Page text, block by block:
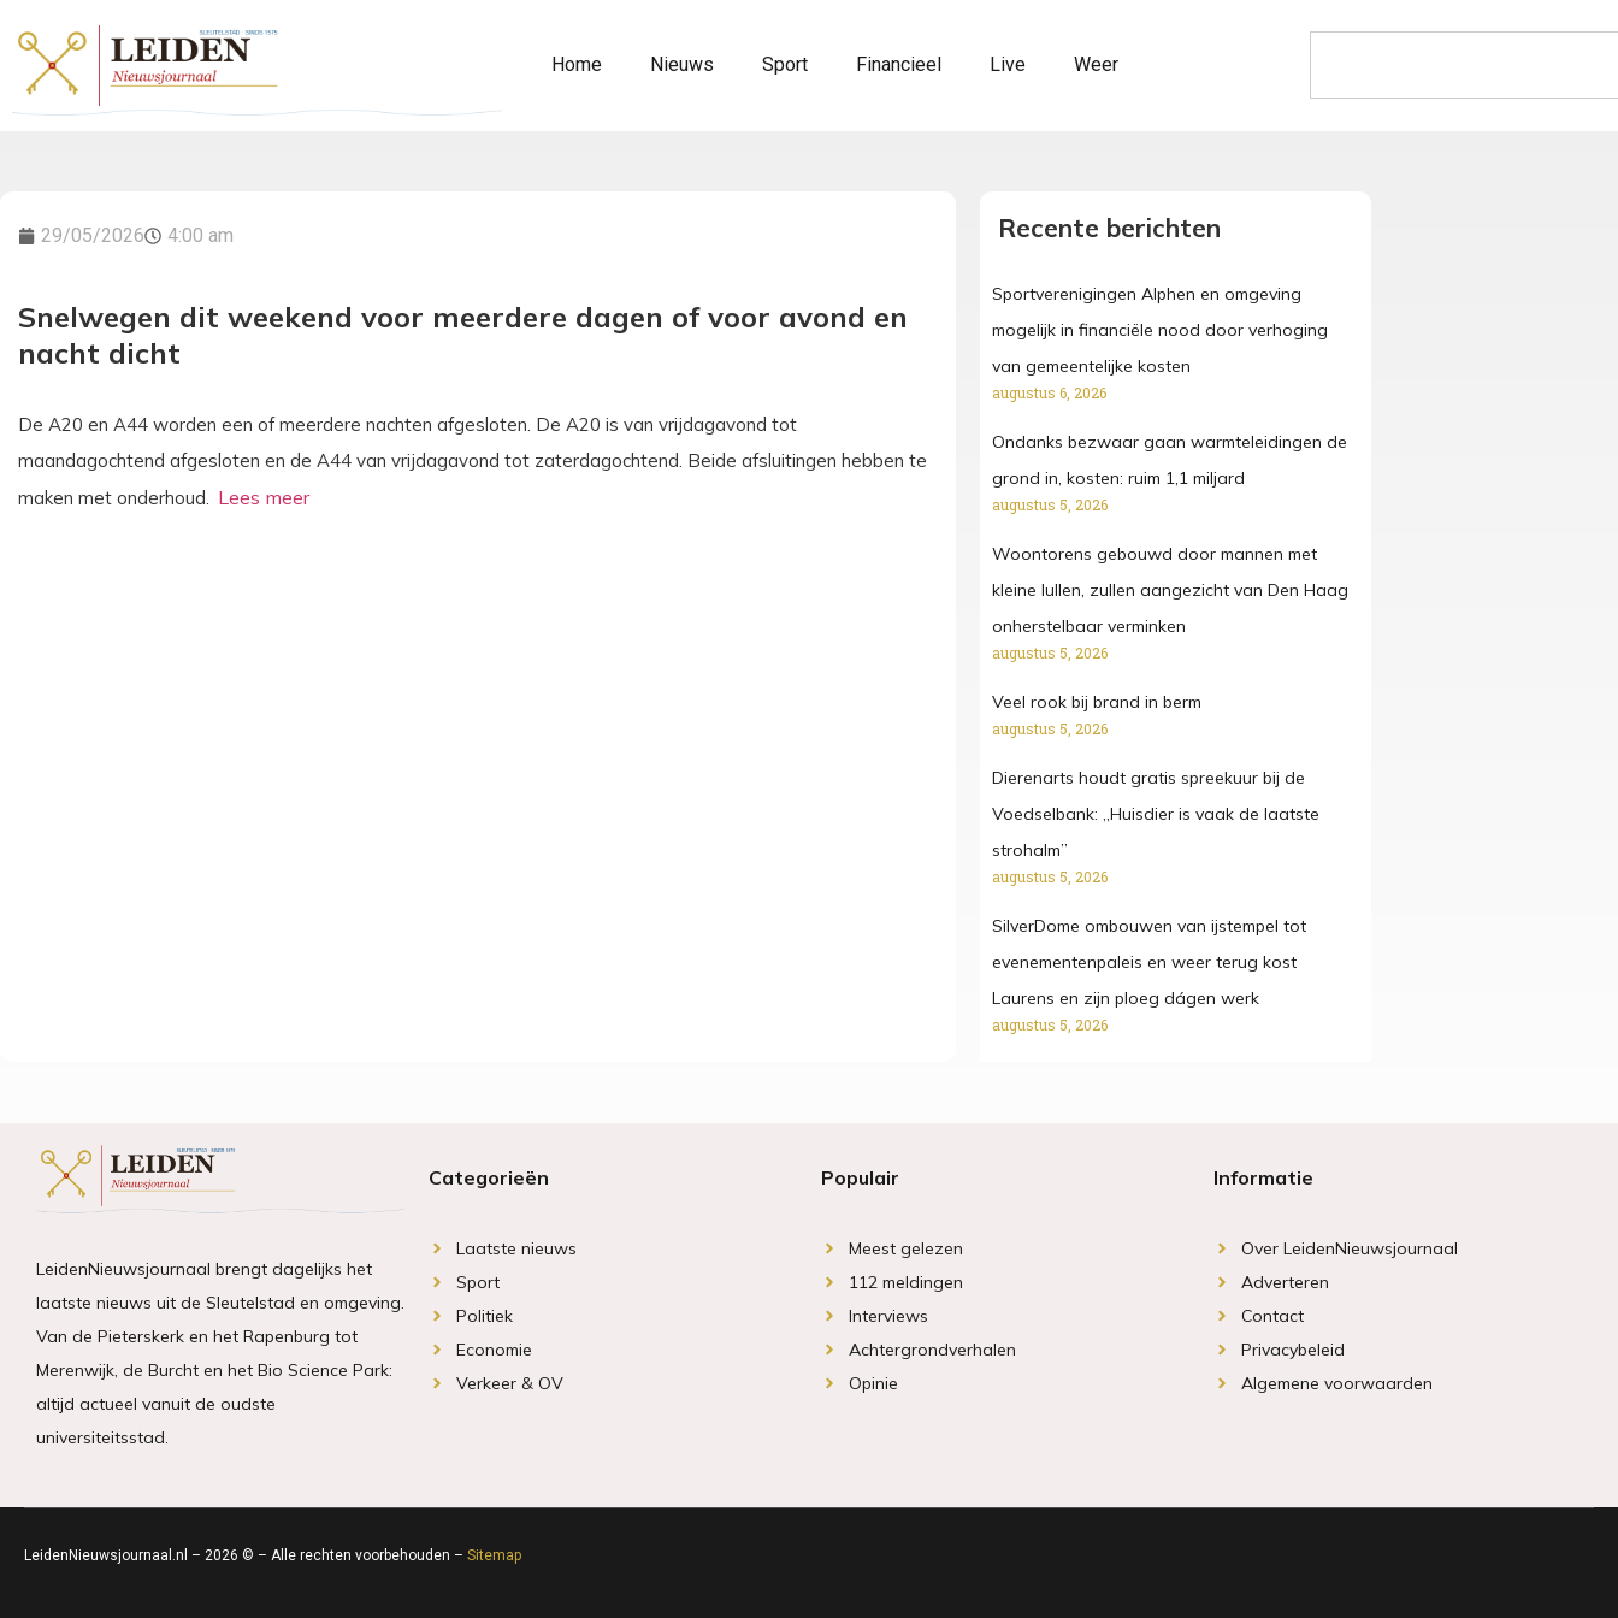
Home Nieuws Sport Financieel Live Weer
29/05/2026 4:00 am
Snelwegen dit weekend voor meerdere dagen of voor avond en
nacht dicht
De A20 en A44 worden een of meerdere nachten afgesloten. De A20 is van vrijdagavond tot
maandagochtend afgesloten en de A44 van vrijdagavond tot zaterdagochtend. Beide afsluitingen hebben te
maken met onderhoud.
Recente berichten
Sportverenigingen Alphen en omgeving
mogelijk in financiële nood door verhoging
van gemeentelijke kosten
augustus 6, 2026
Ondanks bezwaar gaan warmteleidingen de
grond in, kosten: ruim 1,1 miljard
augustus 5, 2026
Woontorens gebouwd door mannen met
kleine lullen, zullen aangezicht van Den Haag
onherstelbaar verminken
augustus 5, 2026
Veel rook bij brand in berm
augustus 5, 2026
Dierenarts houdt gratis spreekuur bij de
Voedselbank: „Huisdier is vaak de laatste
strohalm”
augustus 5, 2026
SilverDome ombouwen van ijstempel tot
evenementenpaleis en weer terug kost
Laurens en zijn ploeg dágen werk
augustus 5, 2026
LeidenNieuwsjournaal brengt dagelijks het
laatste nieuws uit de Sleutelstad en omgeving.
Van de Pieterskerk en het Rapenburg tot
Merenwijk, de Burcht en het Bio Science Park:
altijd actueel vanuit de oudste
universiteitsstad.
Categorieën
Laatste nieuws
Sport
Politiek
Economie
Verkeer & OV
Populair
Meest gelezen
112 meldingen
Interviews
Achtergrondverhalen
Opinie
Informatie
Over LeidenNieuwsjournaal
Adverteren
Contact
Privacybeleid
Algemene voorwaarden
LeidenNieuwsjournaal.nl – 2026 © – Alle rechten voorbehouden – Sitemap